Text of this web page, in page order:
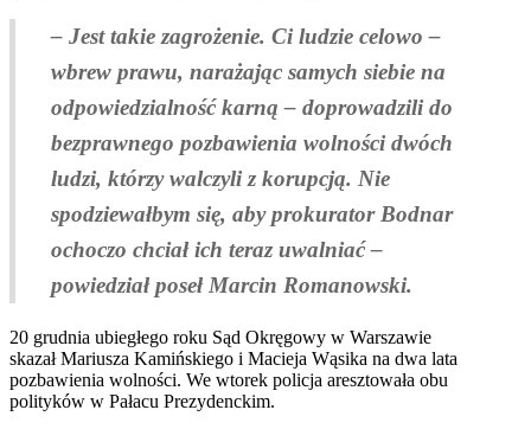
– Jest takie zagrożenie. Ci ludzie celowo –
wbrew prawu, narażając samych siebie na
odpowiedzialność karną – doprowadzili do
bezprawnego pozbawienia wolności dwóch
ludzi, którzy walczyli z korupcją. Nie
spodziewałbym się, aby prokurator Bodnar
ochoczo chciał ich teraz uwalniać –
powiedział poseł Marcin Romanowski.
20 grudnia ubiegłego roku Sąd Okręgowy w Warszawie
skazał Mariusza Kamińskiego i Macieja Wąsika na dwa lata
pozbawienia wolności. We wtorek policja aresztowała obu
polityków w Pałacu Prezydenckim.